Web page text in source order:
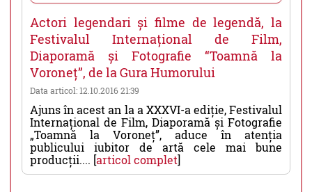
Actori legendari și filme de legendă, la
Festivalul Internațional de Film,
Diaporamă și Fotografie “Toamnă la
Voroneț”, de la Gura Humorului
Data articol: 12.10.2016 21:39
Ajuns în acest an la a XXXVI-a ediție, Festivalul
Internațional de Film, Diaporamă și Fotografie
„Toamnă la Voroneț”, aduce în atenția
publicului iubitor de artă cele mai bune
producții.... [articol complet]